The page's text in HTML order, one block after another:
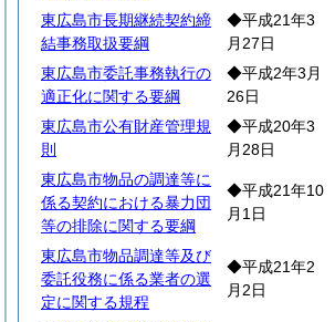
東広島市長期継続契約締
結事務取扱要綱
◆平成21年3
月27日
東広島市委託事務執行の
適正化に関する要綱
◆平成2年3月
26日
東広島市公有財産管理規
則
◆平成20年3
月28日
東広島市物品の調達等に
係る契約における暴力団
等の排除に関する要綱
◆平成21年10
月1日
東広島市物品調達等及び
委託役務に係る業者の選
定に関する規程
◆平成21年2
月2日